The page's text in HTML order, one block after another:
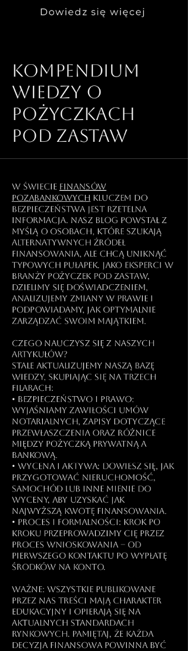
Dowiedz się więcej
Kompendium
wiedzy o
pożyczkach
pod zastaw
W świecie finansów
pozabankowych kluczem do
bezpieczeństwa jest rzetelna
informacja. Nasz blog powstał z
myślą o osobach, które szukają
alternatywnych źródeł
finansowania, ale chcą uniknąć
typowych pułapek. Jako eksperci w
branży pożyczek pod zastaw,
dzielimy się doświadczeniem,
analizujemy zmiany w prawie i
podpowiadamy, jak optymalnie
zarządzać swoim majątkiem.
Czego nauczysz się z naszych
artykułów?
Stale aktualizujemy naszą bazę
wiedzy, skupiając się na trzech
filarach:
• Bezpieczeństwo i Prawo:
Wyjaśniamy zawiłości umów
notarialnych, zapisy dotyczące
przewłaszczenia oraz różnice
między pożyczką prywatną a
bankową.
• Wycena i Aktywa: Dowiesz się, jak
przygotować nieruchomość,
samochód lub inne mienie do
wyceny, aby uzyskać jak
najwyższą kwotę finansowania.
• Proces i Formalności: Krok po
kroku przeprowadzimy Cię przez
proces wnioskowania – od
pierwszego kontaktu po wypłatę
środków na konto.
Ważne: Wszystkie publikowane
przez nas treści mają charakter
edukacyjny i opierają się na
aktualnych standardach
rynkowych. Pamiętaj, że każda
decyzja finansowa powinna być